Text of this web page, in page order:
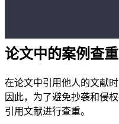
论文中的案例查
在论文中引用他人的文献
因此，为了避免抄袭和侵
引用文献进行查重。